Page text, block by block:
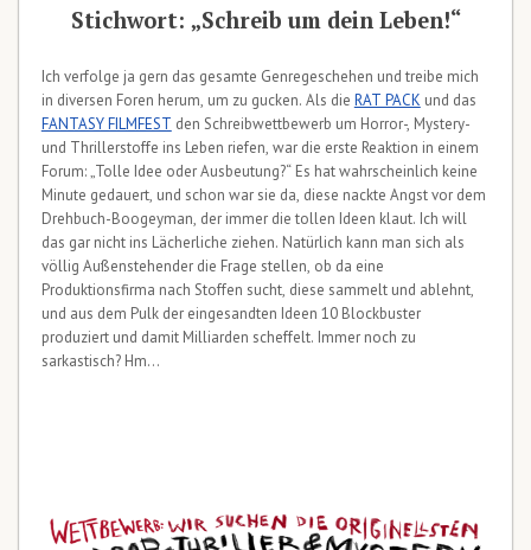
Stichwort: „Schreib um dein Leben!“
Ich verfolge ja gern das gesamte Genregeschehen und treibe mich
in diversen Foren herum, um zu gucken. Als die RAT PACK und das
FANTASY FILMFEST den Schreibwettbewerb um Horror-, Mystery-
und Thrillerstoffe ins Leben riefen, war die erste Reaktion in einem
Forum: „Tolle Idee oder Ausbeutung?“ Es hat wahrscheinlich keine
Minute gedauert, und schon war sie da, diese nackte Angst vor dem
Drehbuch-Boogeyman, der immer die tollen Ideen klaut. Ich will
das gar nicht ins Lächerliche ziehen. Natürlich kann man sich als
völlig Außenstehender die Frage stellen, ob da eine
Produktionsfirma nach Stoffen sucht, diese sammelt und ablehnt,
und aus dem Pulk der eingesandten Ideen 10 Blockbuster
produziert und damit Milliarden scheffelt. Immer noch zu
sarkastisch? Hm…